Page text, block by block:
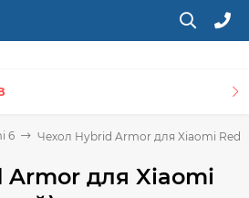
6 Чехол Hybrid Armor для Xiaomi
Armor для Xiaomi